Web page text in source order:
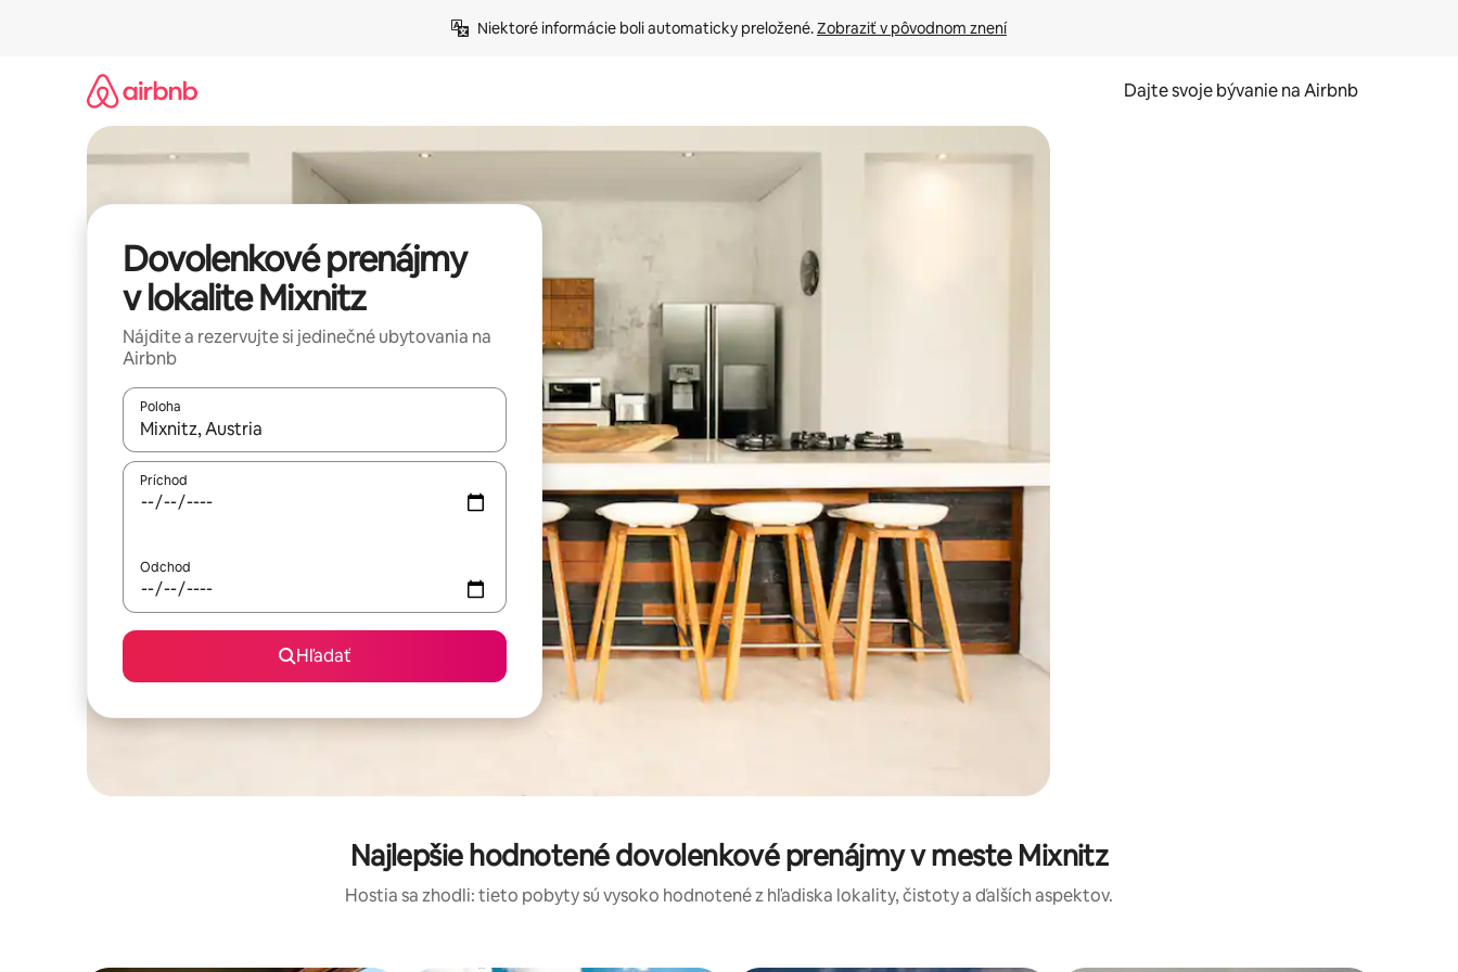
Niektoré informácie boli automaticky preložené. Zobraziť v pôvodnom znení
Dajte svoje bývanie na Airbnb
Dovolenkové prenájmy
v lokalite Mixnitz
Nájdite a rezervujte si jedinečné ubytovania na
Airbnb
Poloha
Keď budú výsledky k dispozícii, môžete si ich prechádzať pomocou klávesov so šípkami nahor a nadol alebo ich preskúmať pomocou dotykových gest či potiahnutia prstom.
Príchod
Odchod
Hľadať
Najlepšie hodnotené dovolenkové prenájmy v meste Mixnitz
Hostia sa zhodli: tieto pobyty sú vysoko hodnotené z hľadiska lokality, čistoty a ďalších aspektov.